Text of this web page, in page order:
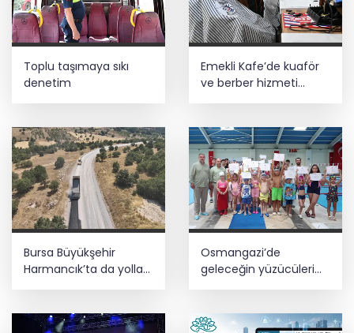
Toplu taşımaya sıkı
denetim
Emekli Kafe’de kuaför
ve berber hizmeti
Bursa Büyükşehir
Harmancık’ta da yolları
Osmangazi’de
geleceğin yüzücüleri